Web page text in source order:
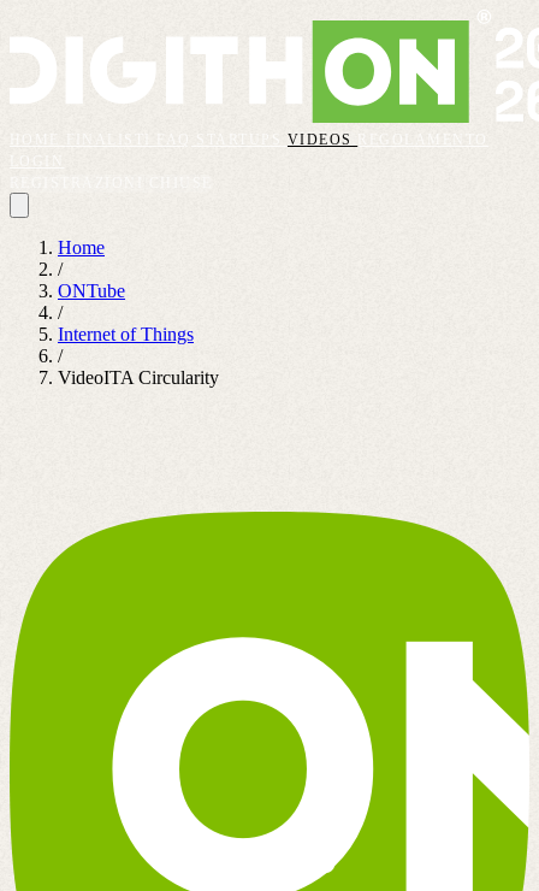
VIDEOS
REGOLAMENTO
Home
/
ONTube
/
Internet of Things
/
VideoITA Circularity